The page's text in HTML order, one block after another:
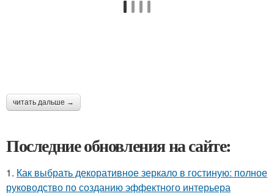
читать дальше →
Последние обновления на сайте:
1. Как выбрать декоративное зеркало в гостиную: полное
руководство по созданию эффектного интерьера